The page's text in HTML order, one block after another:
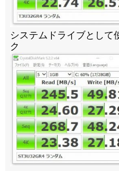
システムドライブとして
ク